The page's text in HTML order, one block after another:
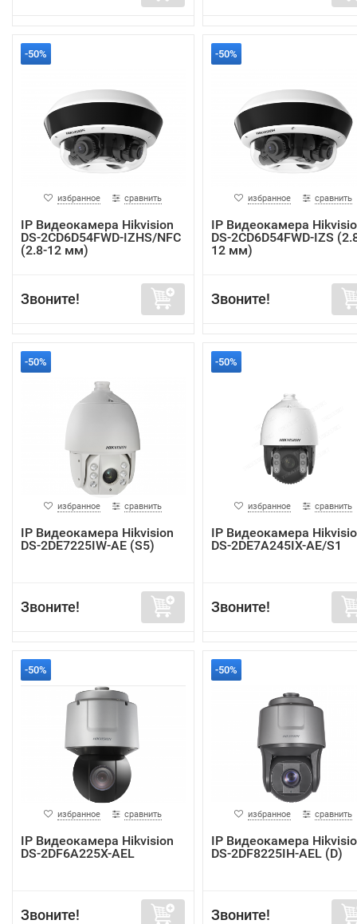
-50%
избранное сравнить
IP Видеокамера Hikvision
DS-2CD6D54FWD-IZHS/NFC
(2.8-12 мм)
Звоните!
-50%
избранное сравнить
IP Видеокамера
DS-2CD6D54FWD-IZS
12 мм)
Звоните!
-50%
избранное сравнить
IP Видеокамера Hikvision
DS-2DE7225IW-AE (S5)
Звоните!
-50%
избранное сравнить
IP Видеокамера
DS-2DE7A245IX-AE/S1
Звоните!
-50%
избранное сравнить
IP Видеокамера Hikvision
DS-2DF6A225X-AEL
Звоните!
-50%
избранное сравнить
IP Видеокамера
DS-2DF8225IH-AEL (D)
Звоните!